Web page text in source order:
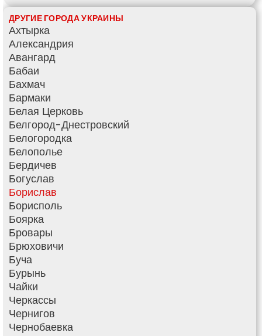
Купить и доставить
Обратная доставка
Быстрая курьерская доставка
Доставка за 60 минут
Доставить товар клиенту
Заказ еды на дом
АТБ доставка
Сильпо доставка
Варус доставка
Ашан доставка
ДРУГИЕ ГОРОДА УКРАИНЫ
Ахтырка
Александрия
Авангард
Бабаи
Бахмач
Бармаки
Белая Церковь
Белгород-Днестровский
Белогородка
Белополье
Бердичев
Богуслав
Борислав
Борисполь
Боярка
Бровары
Брюховичи
Буча
Бурынь
Чайки
Черкассы
Чернигов
Чернобаевка